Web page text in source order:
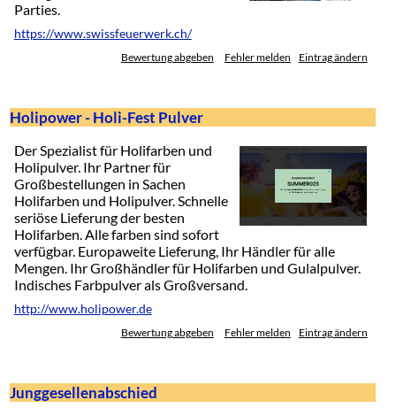
Parties.
https://www.swissfeuerwerk.ch/
Bewertung abgeben Fehler melden Eintrag ändern
Holipower - Holi-Fest Pulver
Der Spezialist für Holifarben und
Holipulver. Ihr Partner für
Großbestellungen in Sachen
Holifarben und Holipulver. Schnelle
seriöse Lieferung der besten
Holifarben. Alle farben sind sofort
verfügbar. Europaweite Lieferung, Ihr Händler für alle
Mengen. Ihr Großhändler für Holifarben und Gulalpulver.
Indisches Farbpulver als Großversand.
http://www.holipower.de
Bewertung abgeben Fehler melden Eintrag ändern
Junggesellenabschied